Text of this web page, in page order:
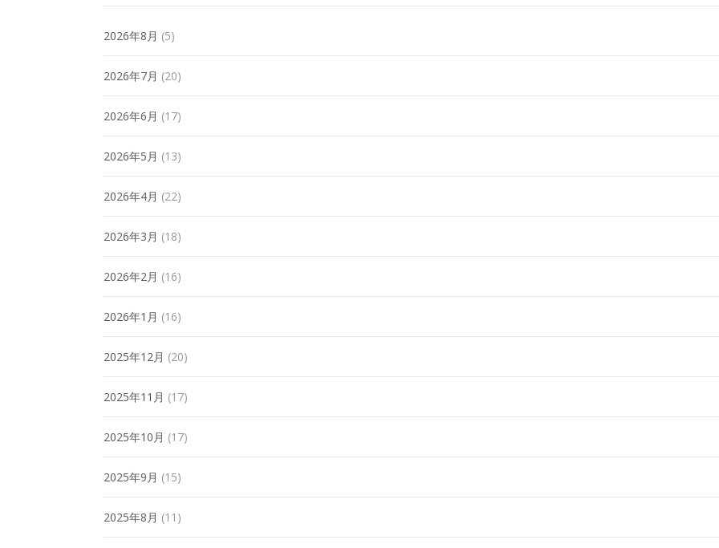
2026年8月 (5)
2026年7月 (20)
2026年6月 (17)
2026年5月 (13)
2026年4月 (22)
2026年3月 (18)
2026年2月 (16)
2026年1月 (16)
2025年12月 (20)
2025年11月 (17)
2025年10月 (17)
2025年9月 (15)
2025年8月 (11)